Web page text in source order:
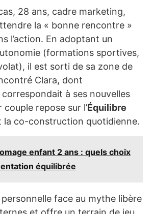
28 ans, cadre marketing,
la « bonne rencontre »
l’action. En adoptant un
(formations sportives,
il est sorti de sa zone de
Clara, dont
correspondait à ses nouvelles
couple repose sur l’Équilibre
la co-construction quotidienne.
enfant 2 ans : quels choix
équilibrée
personnelle face au mythe libère